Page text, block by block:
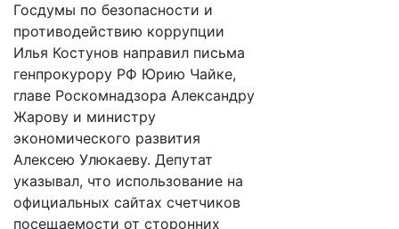
Госдумы по безопасности и
противодействию коррупции
Илья Костунов направил письма
генпрокурору РФ Юрию Чайке,
главе Роскомнадзора Александру
Жарову и министру
экономического развития
Алексею Улюкаеву. Депутат
указывал, что использование на
официальных сайтах счетчиков
посещаемости от сторонних